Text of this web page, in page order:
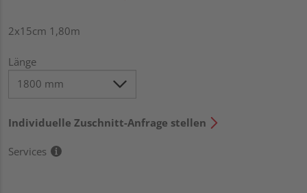
2x15cm 1,80m
Länge
Individuelle Zuschnitt-Anfrage stellen
Services